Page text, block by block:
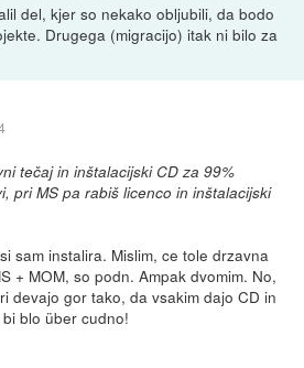
del, kjer so nekako obljubili, da bodo
Drugega (migracijo) itak ni bilo za
tečaj in inštalacijski CD za 99%
pri MS pa rabiš licenco in inštalacijski
sam instalira. Mislim, ce tole drzavna
+ MOM, so podn. Ampak dvomim. No,
devajo gor tako, da vsakim dajo CD in
blo über cudno!